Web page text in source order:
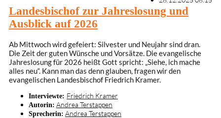
Landesbischof zur Jahreslosung und
Ausblick auf 2026
Ab Mittwoch wird gefeiert: Silvester und Neujahr sind dran.
Die Zeit der guten Wünsche und Vorsätze. Die evangelische
Jahreslosung für 2026 heißt Gott spricht: „Siehe, ich mache
alles neu“. Kann man das denn glauben, fragen wir den
evangelischen Landesbischof Friedrich Kramer.
Interviewte: Friedrich Kramer
Autorin: Andrea Terstappen
Sprecherin: Andrea Terstappen